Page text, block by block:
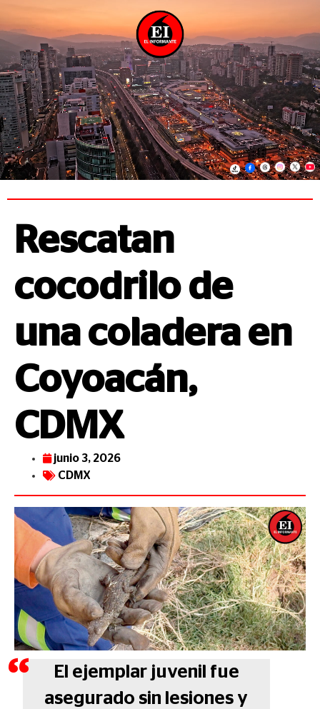
Rescatan
cocodrilo de
una coladera en
Coyoacán,
CDMX
junio 3, 2026
CDMX
El ejemplar juvenil fue
asegurado sin lesiones y